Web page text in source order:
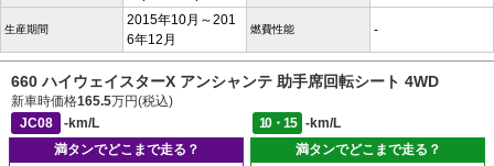
生産期間
2015年10月～201
6年12月
燃費性能 -
660 ハイウェイスターX アンシャンテ 助手席回転シート 4WD
新車時価格165.5万円(税込)
JC08
-km/L 10・15
-km/L
満タンでどこまで走る？
満タンでどこまで走る？